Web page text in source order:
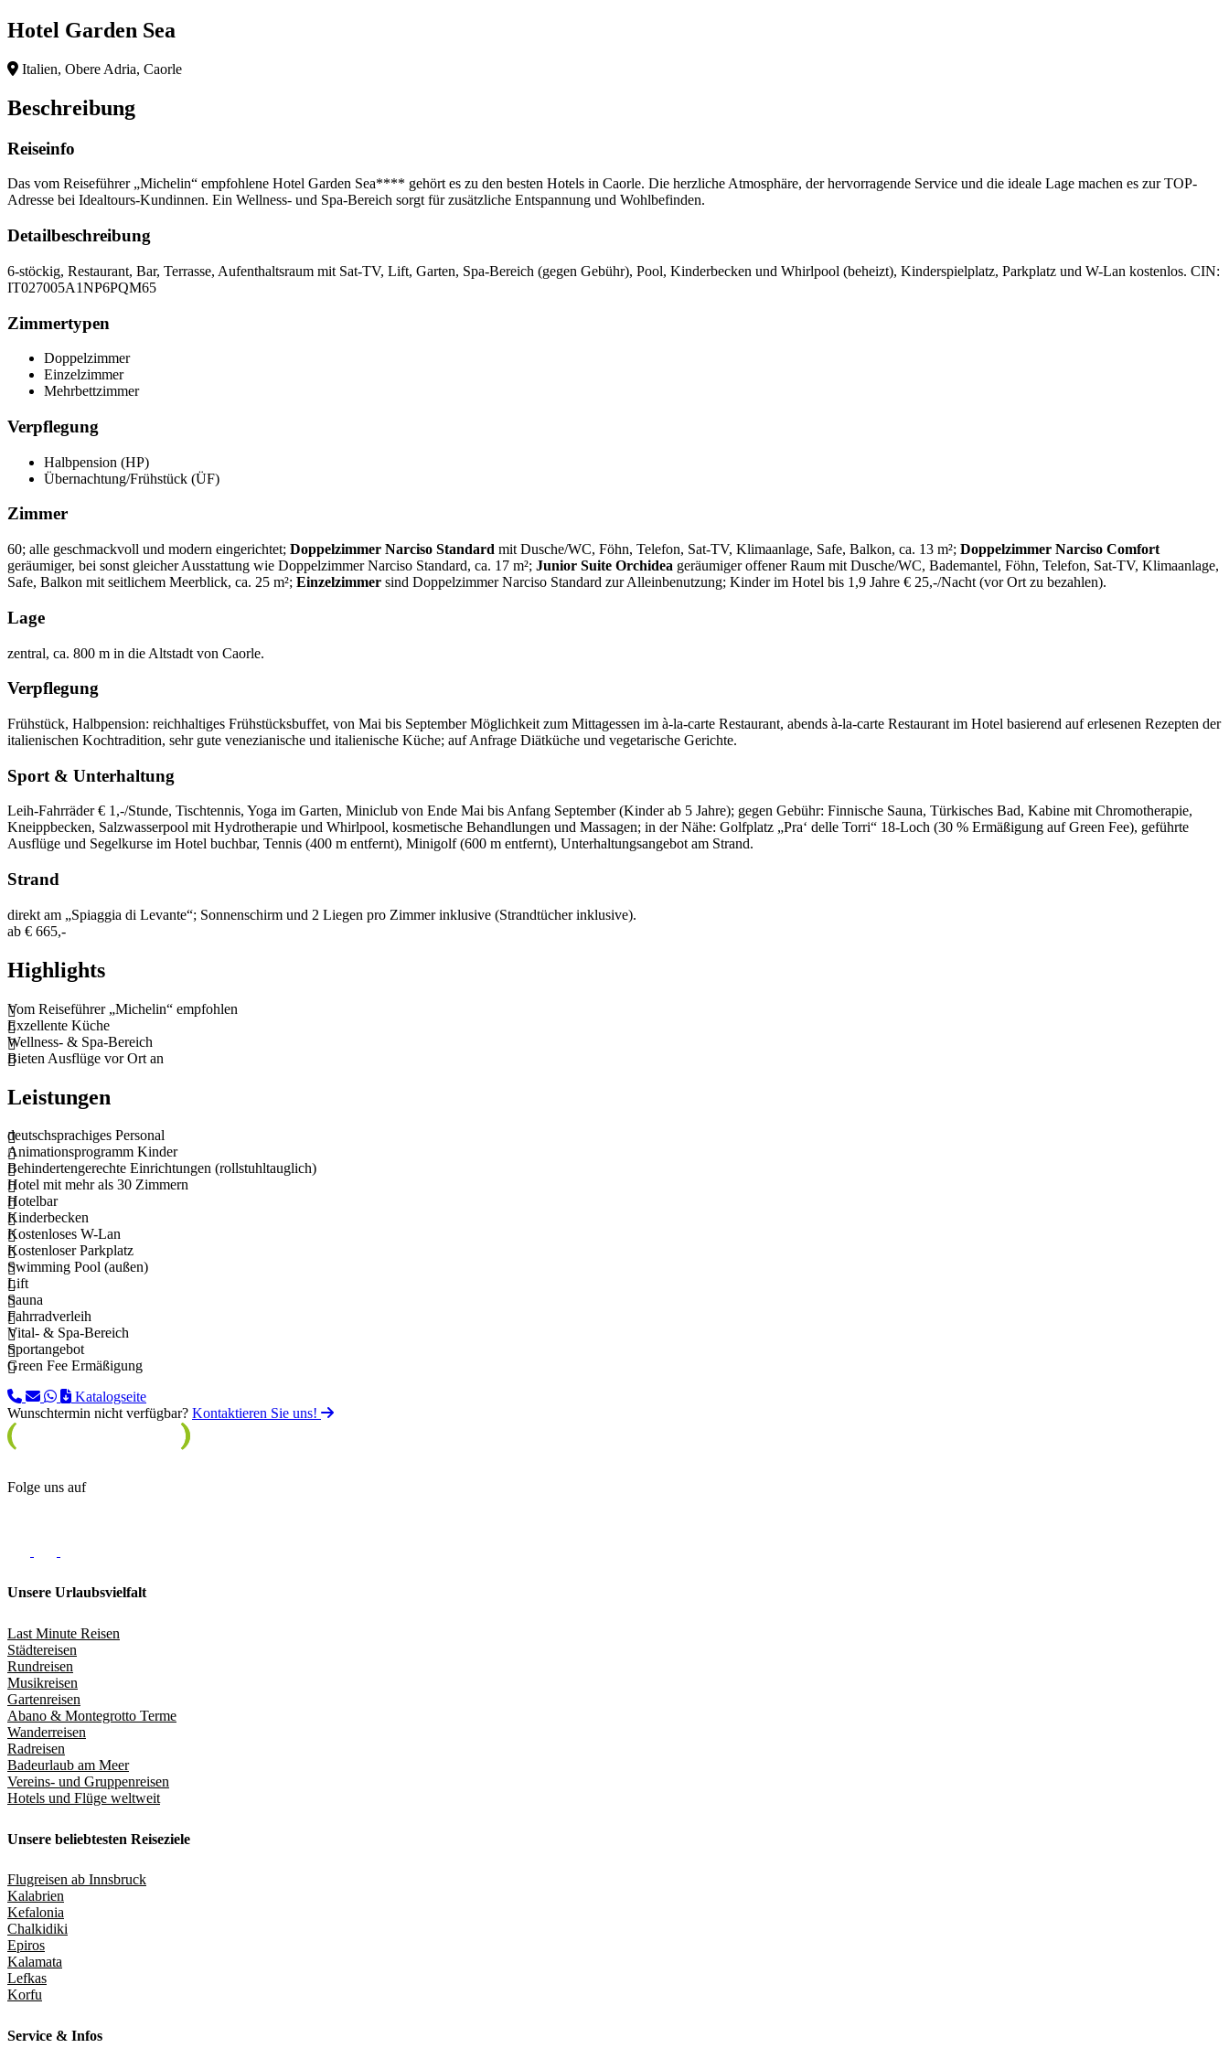
Hotel Garden Sea
Italien, Obere Adria, Caorle
Beschreibung
Reiseinfo
Das vom Reiseführer „Michelin“ empfohlene Hotel Garden Sea**** gehört es zu den besten Hotels in Caorle. Die herzliche Atmosphäre, der hervorragende Service und die ideale Lage machen es zur TOP-
Adresse bei Idealtours-Kundinnen. Ein Wellness- und Spa-Bereich sorgt für zusätzliche Entspannung und Wohlbefinden.
Detailbeschreibung
6-stöckig, Restaurant, Bar, Terrasse, Aufenthaltsraum mit Sat-TV, Lift, Garten, Spa-Bereich (gegen Gebühr), Pool, Kinderbecken und Whirlpool (beheizt), Kinderspielplatz, Parkplatz und W-Lan kostenlos. CIN:
IT027005A1NP6PQM65
Zimmertypen
Doppelzimmer
Einzelzimmer
Mehrbettzimmer
Verpflegung
Halbpension (HP)
Übernachtung/Frühstück (ÜF)
Zimmer
60; alle geschmackvoll und modern eingerichtet; Doppelzimmer Narciso Standard mit Dusche/WC, Föhn, Telefon, Sat-TV, Klimaanlage, Safe, Balkon, ca. 13 m²; Doppelzimmer Narciso Comfort
geräumiger, bei sonst gleicher Ausstattung wie Doppelzimmer Narciso Standard, ca. 17 m²; Junior Suite Orchidea geräumiger offener Raum mit Dusche/WC, Bademantel, Föhn, Telefon, Sat-TV, Klimaanlage,
Safe, Balkon mit seitlichem Meerblick, ca. 25 m²; Einzelzimmer sind Doppelzimmer Narciso Standard zur Alleinbenutzung; Kinder im Hotel bis 1,9 Jahre € 25,-/Nacht (vor Ort zu bezahlen).
Lage
zentral, ca. 800 m in die Altstadt von Caorle.
Verpflegung
Frühstück, Halbpension: reichhaltiges Frühstücksbuffet, von Mai bis September Möglichkeit zum Mittagessen im à-la-carte Restaurant, abends à-la-carte Restaurant im Hotel basierend auf erlesenen Rezepten der
italienischen Kochtradition, sehr gute venezianische und italienische Küche; auf Anfrage Diätküche und vegetarische Gerichte.
Sport & Unterhaltung
Leih-Fahrräder € 1,-/Stunde, Tischtennis, Yoga im Garten, Miniclub von Ende Mai bis Anfang September (Kinder ab 5 Jahre); gegen Gebühr: Finnische Sauna, Türkisches Bad, Kabine mit Chromotherapie,
Kneippbecken, Salzwasserpool mit Hydrotherapie und Whirlpool, kosmetische Behandlungen und Massagen; in der Nähe: Golfplatz „Pra‘ delle Torri“ 18-Loch (30 % Ermäßigung auf Green Fee), geführte
Ausflüge und Segelkurse im Hotel buchbar, Tennis (400 m entfernt), Minigolf (600 m entfernt), Unterhaltungsangebot am Strand.
Strand
direkt am „Spiaggia di Levante“; Sonnenschirm und 2 Liegen pro Zimmer inklusive (Strandtücher inklusive).
ab € 665,-
Highlights
Vom Reiseführer „Michelin“ empfohlen
Exzellente Küche
Wellness- & Spa-Bereich
Bieten Ausflüge vor Ort an
Leistungen
deutschsprachiges Personal
Animationsprogramm Kinder
Behindertengerechte Einrichtungen (rollstuhltauglich)
Hotel mit mehr als 30 Zimmern
Hotelbar
Kinderbecken
Kostenloses W-Lan
Kostenloser Parkplatz
Swimming Pool (außen)
Lift
Sauna
Fahrradverleih
Vital- & Spa-Bereich
Sportangebot
Green Fee Ermäßigung
Katalogseite
Wunschtermin nicht verfügbar? Kontaktieren Sie uns!
Folge uns auf
Unsere Urlaubsvielfalt
Last Minute Reisen
Städtereisen
Rundreisen
Musikreisen
Gartenreisen
Abano & Montegrotto Terme
Wanderreisen
Radreisen
Badeurlaub am Meer
Vereins- und Gruppenreisen
Hotels und Flüge weltweit
Unsere beliebtesten Reiseziele
Flugreisen ab Innsbruck
Kalabrien
Kefalonia
Chalkidiki
Epiros
Kalamata
Lefkas
Korfu
Service & Infos